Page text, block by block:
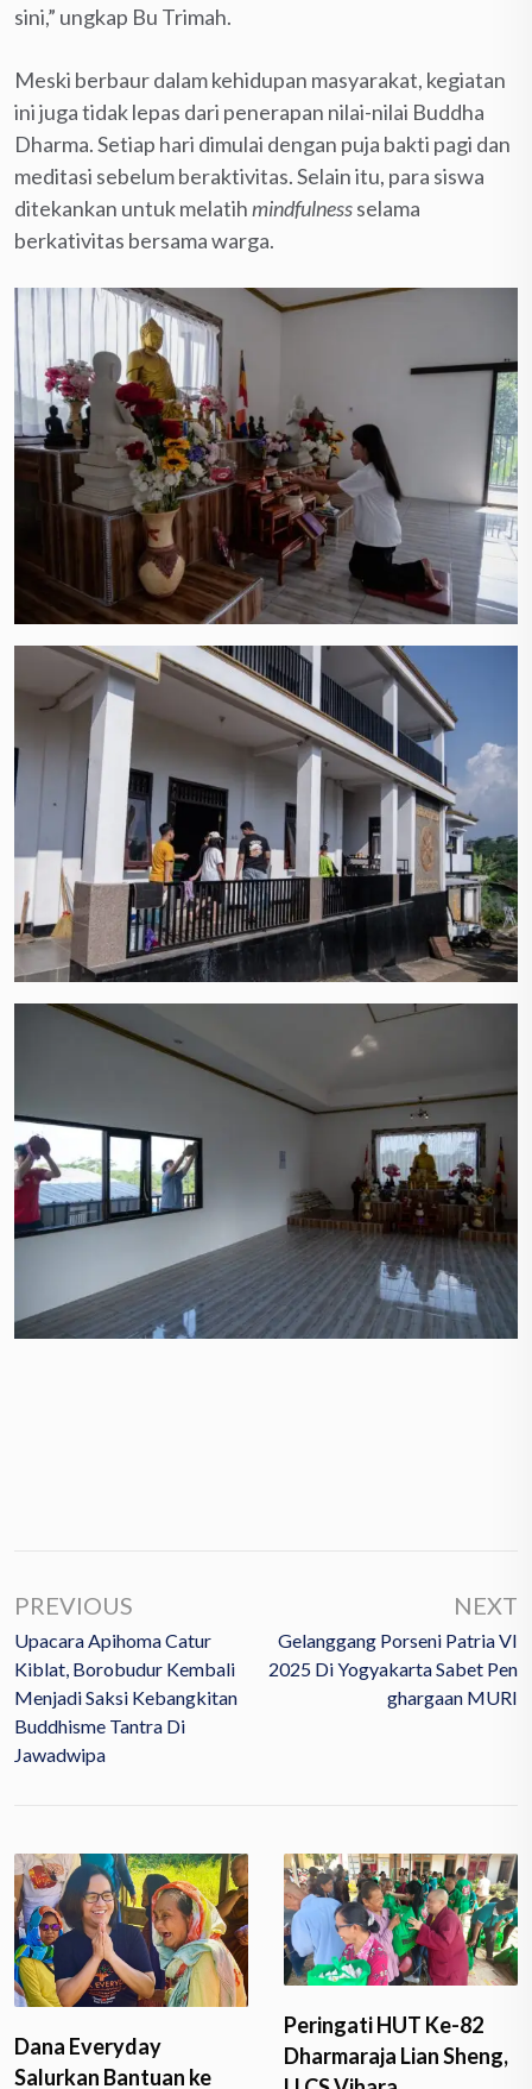
sini,” ungkap Bu Trimah.
Meski berbaur dalam kehidupan masyarakat, kegiatan
ini juga tidak lepas dari penerapan nilai-nilai Buddha
Dharma. Setiap hari dimulai dengan puja bakti pagi dan
meditasi sebelum beraktivitas. Selain itu, para siswa
ditekankan untuk melatihmindfulnessselama
berkativitas bersama warga.
PREVIOUS
Upacara Apihoma Catur
Kiblat, Borobudur Kembali
Menjadi Saksi Kebangkitan
Buddhisme Tantra Di
Jawadwipa
NEXT
Gelanggang Porseni Patria VI
2025 Di Yogyakarta Sabet Pen
Ghargaan MURI
Dana Everyday
Salurkan Bantuan ke
Peringati HUT Ke-82
Dharmaraja Lian Sheng,